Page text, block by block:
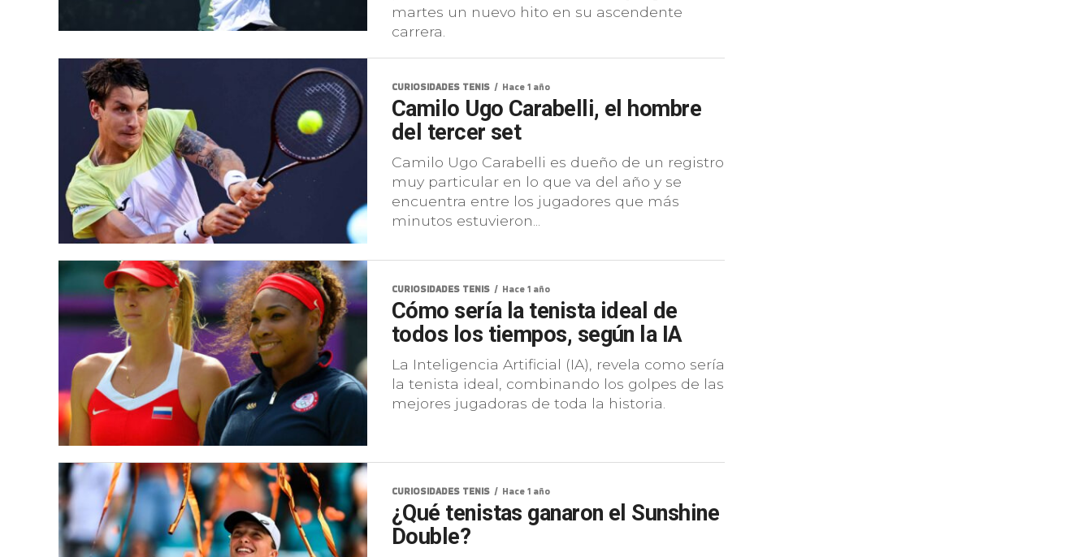
martes un nuevo hito en su ascendente
carrera.
CURIOSIDADES TENIS Hace 1 año
Camilo Ugo Carabelli, el hombre
del tercer set
Camilo Ugo Carabelli es dueño de un registro
muy particular en lo que va del año y se
encuentra entre los jugadores que más
minutos estuvieron...
CURIOSIDADES TENIS Hace 1 año
Cómo sería la tenista ideal de
todos los tiempos, según la IA
La Inteligencia Artificial (IA), revela como sería
la tenista ideal, combinando los golpes de las
mejores jugadoras de toda la historia.
CURIOSIDADES TENIS Hace 1 año
¿Qué tenistas ganaron el Sunshine
Double?